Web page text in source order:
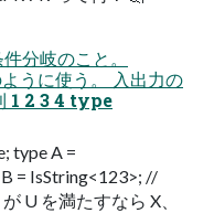
岐のこと。
うに使う。 入出力の
1 2 3 4 type
type A =
= IsString<123>; //
U を満たすなら X、